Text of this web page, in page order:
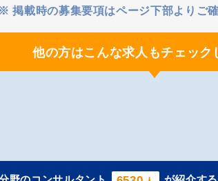
掲載時の募集要項はページ下部よりご確
他の方はこんな求人もチェック